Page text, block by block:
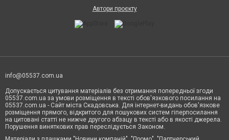
Автори проєкту
info@05537.com.ua
Допускається цитування матеріалів без отримання попередньої згоди
05537.com.ua за умови розміщення в тексті обов'язкового посилання на
05537.com.ua - Сайт міста Скадовська. Для інтернет-видань обов'язкове
розміщення прямого, відкритого для пошукових систем гіперпосилання
на цитовані статті не нижче другого абзацу в тексті або в якості джерела.
Порушення виняткових прав переслідується Законом.